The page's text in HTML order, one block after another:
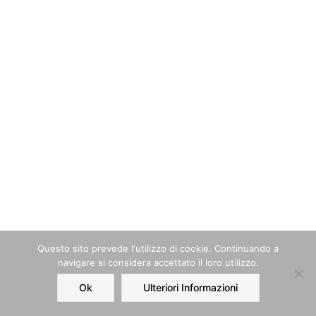
Home Order Account
Questo sito prevede l‘utilizzo di cookie. Continuando a
navigare si considera accettato il loro utilizzo.
Ok Ulteriori Informazioni